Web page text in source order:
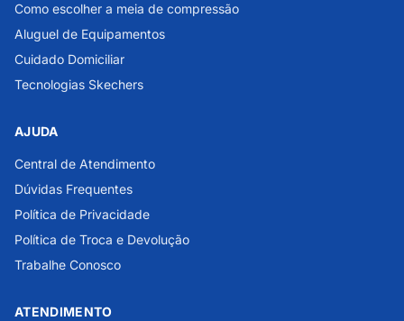
Como escolher a meia de compressão
Aluguel de Equipamentos
Cuidado Domiciliar
Tecnologias Skechers
AJUDA
Central de Atendimento
Dúvidas Frequentes
Política de Privacidade
Política de Troca e Devolução
Trabalhe Conosco
ATENDIMENTO